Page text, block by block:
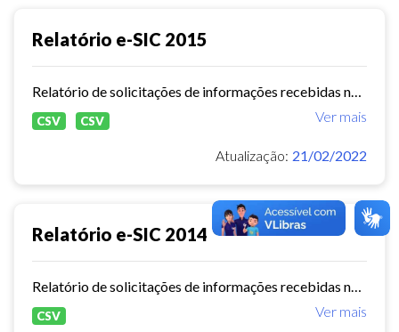
Relatório e-SIC 2015
Ver mais
CSV CSV
Atualização: 21/02/2022
Relatório e-SIC 2014
Ver mais
CSV